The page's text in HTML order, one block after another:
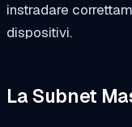
instradare
dispositivi.
La Subnet